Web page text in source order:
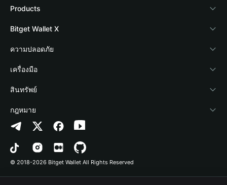
เกี่ยวกับ Bitget Wallet
Blog
Academy
ข่าวสารด้านคริปโต
ศูนย์ช่วยเหลือ
ติดต่อเรา
ทรัพยากรข้อมูลของแบรนด์
อาชีพ
Products
Crypto Card
Stablecoin Earn
Payfi Crypto
Crypto Swap API
Altcoin Season Index
Prediction Markets
DApp
Bitget Wallet X
นักพัฒนา
เชื่อมต่อ Wallet
Bitget Wallet Pay
ลิสต์โปรเจกต์
ความปลอดภัย
Protection Fund
เทคโนโลยีความปลอดภัย
เครื่องมือ
ซื้อคริปโต
การตรวจจับการอนุญาต
การตรวจจับสัญญา
การโอนเป็นชุด
สินทรัพย์
Arbitrum
Avalanche
Bitcoin
กฎหมาย
นโยบายความเป็นส่วนตัว
ข้อตกลงในการใช้บริการ
© 2018-2026 Bitget Wallet All Rights Reserved